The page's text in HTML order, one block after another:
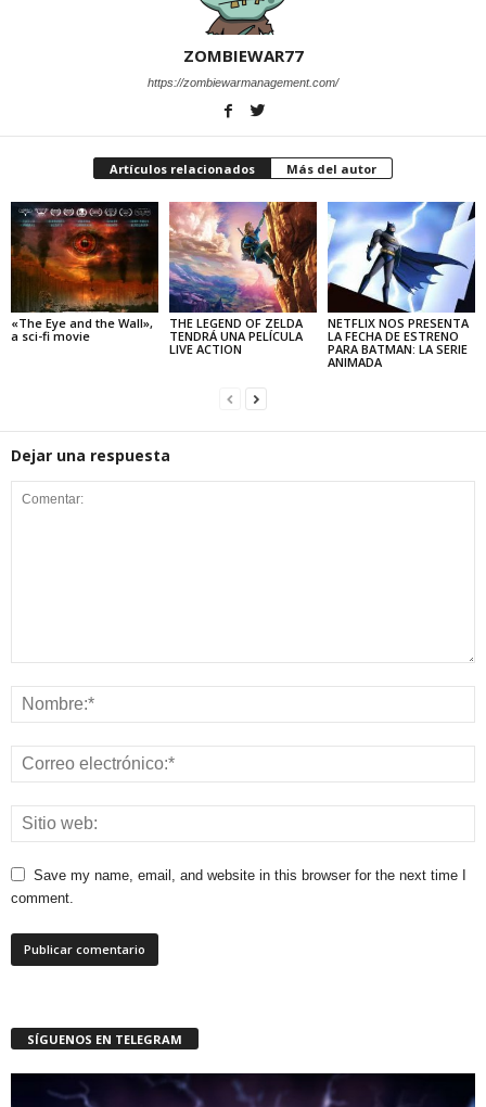
ZOMBIEWAR77
https://zombiewarmanagement.com/
Artículos relacionados Más del autor
«The Eye and the Wall»,
a sci-fi movie
THE LEGEND OF ZELDA
TENDRÁ UNA PELÍCULA
LIVE ACTION
NETFLIX NOS PRESENTA
LA FECHA DE ESTRENO
PARA BATMAN: LA SERIE
ANIMADA
Dejar una respuesta
Save my name, email, and website in this browser for the next time I
comment.
SÍGUENOS EN TELEGRAM